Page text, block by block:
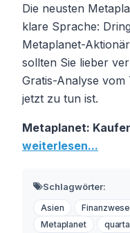
Die neusten
klare Sprache:
Metaplanet-
sollten Sie lieber
Gratis-Analyse vom
jetzt zu tun ist.
Metaplanet:
weiterlesen...
Schlagwörter:
Asien
Metaplanet